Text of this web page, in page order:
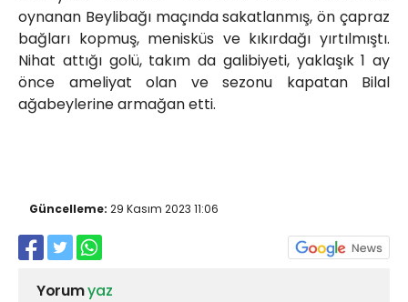
oynanan Beylibağı maçında sakatlanmış, ön çapraz
bağları kopmuş, menisküs ve kıkırdağı yırtılmıştı.
Nihat attığı golü, takım da galibiyeti, yaklaşık 1 ay
önce ameliyat olan ve sezonu kapatan Bilal
ağabeylerine armağan etti.
Güncelleme: 29 Kasım 2023 11:06
Yorumyaz